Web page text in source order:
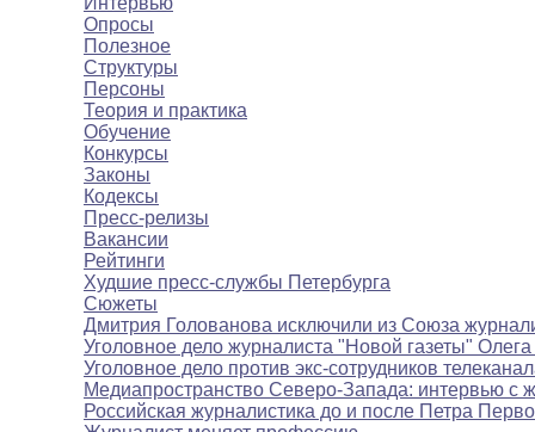
Опросы
Полезное
Структуры
Персоны
Теория и практика
Обучение
Конкурсы
Законы
Кодексы
Пресс-релизы
Вакансии
Рейтинги
Худшие пресс-службы Петербурга
Сюжеты
Дмитрия Голованова исключили из Союза
Уголовное дело журналиста "Новой газеты"
Уголовное дело против экс-сотрудников
Медиапространство Северо-Запада: интервью с
Российская журналистика до и после Петра